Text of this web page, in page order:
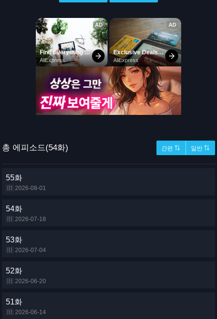
총 에피소드(54화) 간편 ⇅ 일반 ⇅
55화
2026-08-01
54화
2026-07-18
53화
2026-07-04
52화
2026-06-20
51화
2026-06-14